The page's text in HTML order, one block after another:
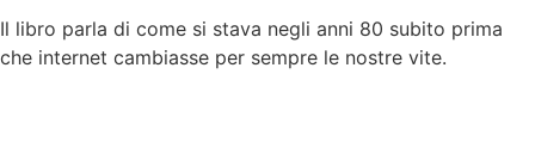
Il libro parla di come si stava negli anni 80 subito prima
che internet cambiasse per sempre le nostre vite.